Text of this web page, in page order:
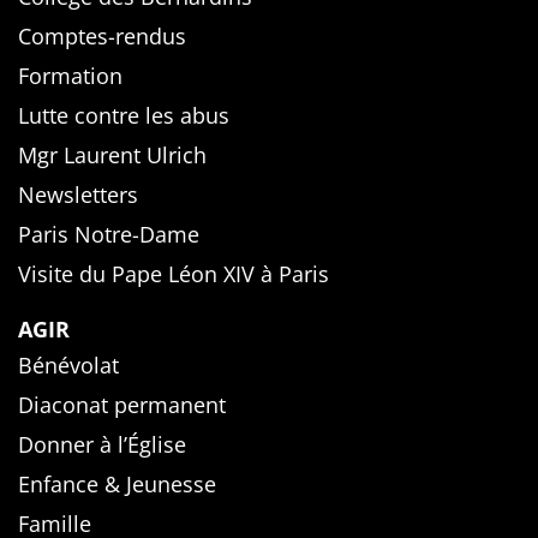
Comptes-rendus
Formation
Lutte contre les abus
Mgr Laurent Ulrich
Newsletters
Paris Notre-Dame
Visite du Pape Léon XIV à Paris
AGIR
Bénévolat
Diaconat permanent
Donner à l’Église
Enfance & Jeunesse
Famille